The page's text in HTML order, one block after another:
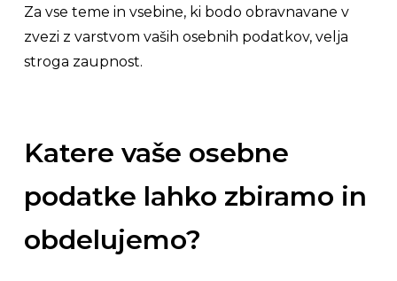
Za vse teme in vsebine, ki bodo obravnavane v
zvezi z varstvom vaših osebnih podatkov, velja
stroga zaupnost.
Katere vaše osebne
podatke lahko zbiramo in
obdelujemo?